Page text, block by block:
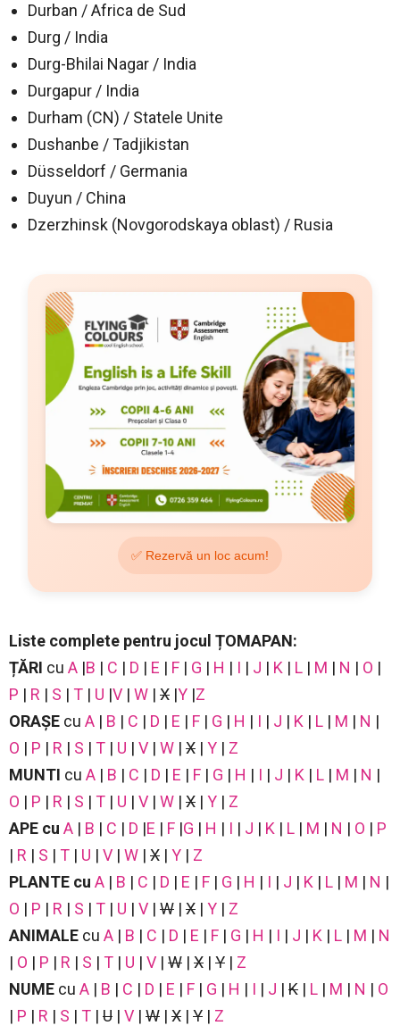
Durban / Africa de Sud
Durg / India
Durg-Bhilai Nagar / India
Durgapur / India
Durham (CN) / Statele Unite
Dushanbe / Tadjikistan
Düsseldorf / Germania
Duyun / China
Dzerzhinsk (Novgorodskaya oblast) / Rusia
✅ Rezervă un loc acum!
Liste complete pentru jocul ȚOMAPAN:
ȚĂRI cu A |B | C | D | E | F | G | H | I | J | K | L | M | N | O |
P | R | S | T | U |V | W | X |Y |Z
ORAȘE cu A | B | C | D | E | F | G | H | I | J | K | L | M | N |
O | P | R | S | T | U | V | W | X | Y | Z
MUNTI cu A | B | C | D | E | F | G | H | I | J | K | L | M | N |
O | P | R | S | T | U | V | W | X | Y | Z
APE cu A | B | C | D |E | F |G | H | I | J | K | L | M | N | O | P
| R | S | T | U | V | W | X | Y | Z
PLANTE cu A | B | C | D | E | F | G | H | I | J | K | L | M | N |
O | P | R | S | T | U | V | W | X | Y | Z
ANIMALE cu A | B | C | D | E | F | G | H | I | J | K | L | M | N
| O | P | R | S | T | U | V | W | X | Y | Z
NUME cu A | B | C | D | E | F | G | H | I | J | K | L | M | N | O
| P | R | S | T | U | V | W | X | Y | Z